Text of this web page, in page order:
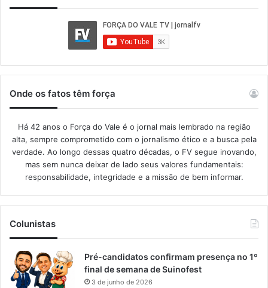
Onde os fatos têm força
Há 42 anos o Força do Vale é o jornal mais lembrado na região
alta, sempre comprometido com o jornalismo ético e a busca pela
verdade. Ao longo dessas quatro décadas, o FV segue inovando,
mas sem nunca deixar de lado seus valores fundamentais:
responsabilidade, integridade e a missão de bem informar.​
Colunistas
Pré-candidatos confirmam presença no 1º
final de semana de Suinofest
3 de junho de 2026